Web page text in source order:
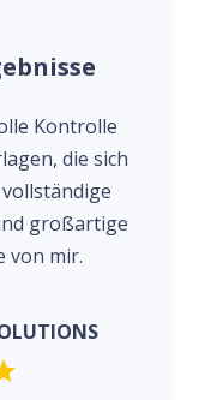
Kontrolle
die sich
großartige
von mir.